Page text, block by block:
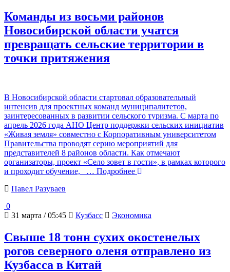
Команды из восьми районов
Новосибирской области учатся
превращать сельские территории в
точки притяжения
В Новосибирской области стартовал образовательный
интенсив для проектных команд муниципалитетов,
заинтересованных в развитии сельского туризма. С марта по
апрель 2026 года АНО Центр поддержки сельских инициатив
«Живая земля» совместно с Корпоративным университетом
Правительства проводят серию мероприятий для
представителей 8 районов области. Как отмечают
организаторы, проект «Село зовет в гости», в рамках которого
и проходит обучение,
… Подробнее
Павел Разуваев
0
31 марта / 05:45
Кузбасс Экономика
Свыше 18 тонн сухих окостенелых
рогов северного оленя отправлено из
Кузбасса в Китай